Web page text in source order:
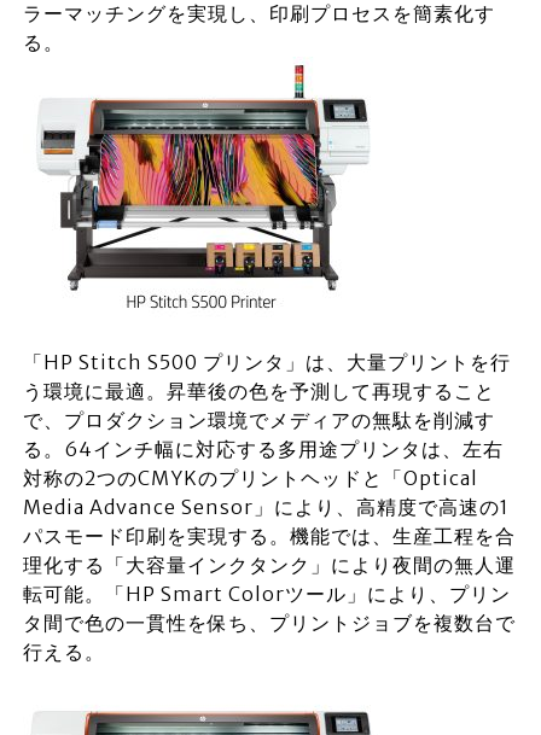
ラーマッチングを実現し、印刷プロセスを簡素化す
る。
「HP Stitch S500 プリンタ」は、大量プリントを行
う環境に最適。昇華後の色を予測して再現すること
で、プロダクション環境でメディアの無駄を削減す
る。64インチ幅に対応する多用途プリンタは、左右
対称の2つのCMYKのプリントヘッドと「Optical
Media Advance Sensor」により、高精度で高速の1
パスモード印刷を実現する。機能では、生産工程を合
理化する「大容量インクタンク」により夜間の無人運
転可能。「HP Smart Colorツール」により、プリン
タ間で色の一貫性を保ち、プリントジョブを複数台で
行える。